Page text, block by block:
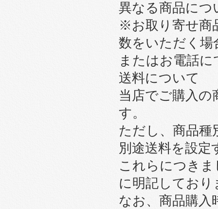
異なる商品につ
※お取り寄せ商
数をいただく場
またはお電話
送料について
当店でご購入の
す。
ただし、商品種
別途送料を設定
これらにつき
に明記しており
なお、商品購入